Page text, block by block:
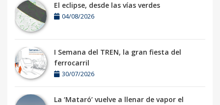
El eclipse, desde las vías verdes
04/08/2026
I Semana del TREN, la gran fiesta del
ferrocarril
30/07/2026
La ‘Mataró’ vuelve a llenar de vapor el